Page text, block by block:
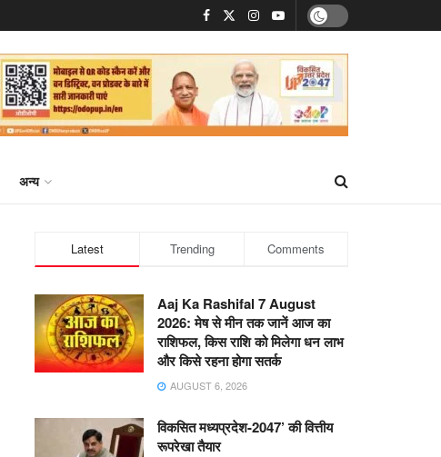
अन्य
Latest Trending Comments
Aaj Ka Rashifal 7 August
2026: मेष से मीन तक जानें आज का
राशिफल, किस राशि को मिलेगा धन लाभ
और किसे रहना होगा सतर्क
AUGUST 6, 2026
विकसित मध्यप्रदेश-2047’ की वित्तीय
रूपरेखा तैयार